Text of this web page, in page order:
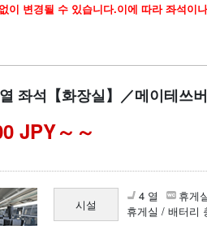
이 변경될 수 있습니다.이에 따라 좌석
좌석【화장실】／메이테쓰
JPY～
시설
4 열
휴게
휴게실 / 배터리